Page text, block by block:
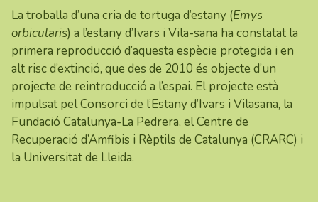
La troballa d’una cria de tortuga d’estany (Emys
orbicularis) a l’estany d’Ivars i Vila-sana ha constatat la
primera reproducció d’aquesta espècie protegida i en
alt risc d’extinció, que des de 2010 és objecte d’un
projecte de reintroducció a l’espai. El projecte està
impulsat pel Consorci de l’Estany d’Ivars i Vilasana, la
Fundació Catalunya-La Pedrera, el Centre de
Recuperació d’Amfibis i Rèptils de Catalunya (CRARC) i
la Universitat de Lleida.